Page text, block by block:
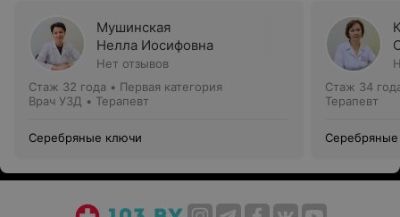
Мушинская
Нелла Иосифовна
Нет отзывов
Стаж 32 года • Первая категория
Врач УЗД • Терапевт
Серебряные ключи
Стаж 34
Терапевт